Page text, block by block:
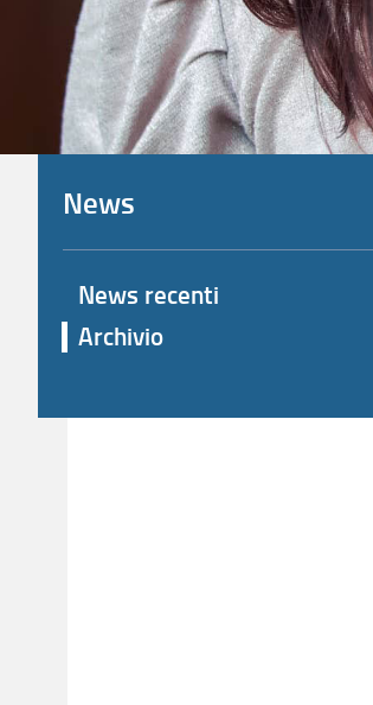
News
News recenti
Archivio